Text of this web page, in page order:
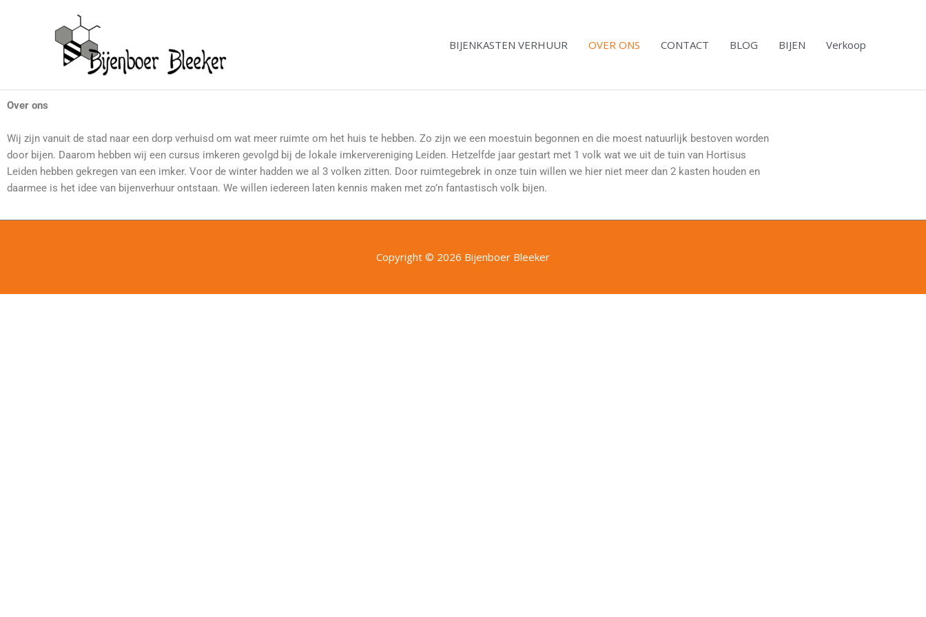
BIJENKASTEN VERHUUR OVER ONS CONTACT BLOG BIJEN Verkoop
Over ons
Wij zijn vanuit de stad naar een dorp verhuisd om wat meer ruimte om het huis te hebben. Zo zijn we een moestuin begonnen en die moest natuurlijk bestoven worden
door bijen. Daarom hebben wij een cursus imkeren gevolgd bij de lokale imkervereniging Leiden. Hetzelfde jaar gestart met 1 volk wat we uit de tuin van Hortisus
Leiden hebben gekregen van een imker. Voor de winter hadden we al 3 volken zitten. Door ruimtegebrek in onze tuin willen we hier niet meer dan 2 kasten houden en
daarmee is het idee van bijenverhuur ontstaan. We willen iedereen laten kennis maken met zo’n fantastisch volk bijen.
Copyright © 2026 Bijenboer Bleeker